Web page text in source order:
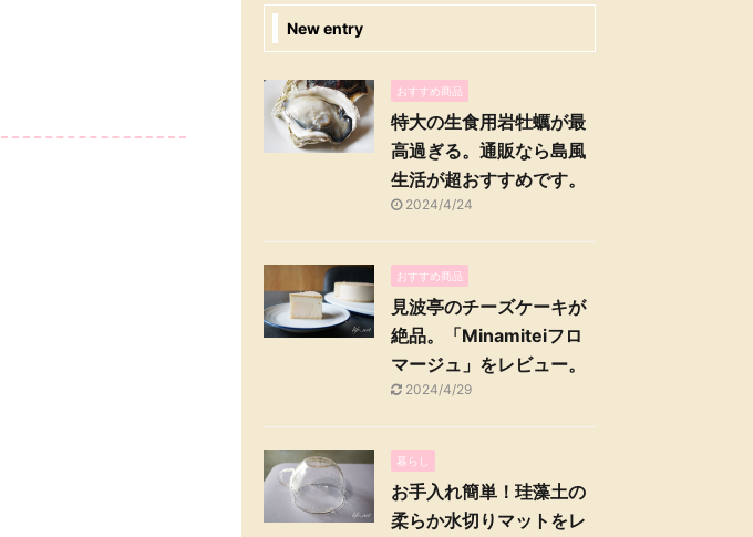
New entry
おすすめ商品
特大の生食用岩牡蠣が最
高過ぎる。通販なら島風
生活が超おすすめです。
2024/4/24
おすすめ商品
見波亭のチーズケーキが
絶品。「Minamiteiフロ
マージュ」をレビュー。
2024/4/29
暮らし
お手入れ簡単！珪藻土の
柔らか水切りマットをレ